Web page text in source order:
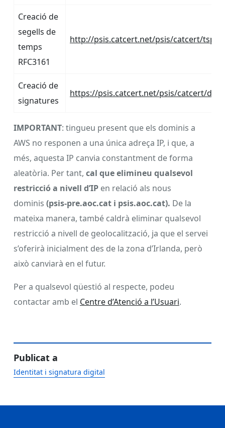
Creació de
segells de
temps
RFC3161
http://psis.catcert.net/psis/catcert/tsp
Creació de
signatures
https://psis.catcert.net/psis/catcert/dss
IMPORTANT: tingueu present que els dominis a
AWS no responen a una única adreça IP, i que, a
més, aquesta IP canvia constantment de forma
aleatòria. Per tant, cal que elimineu qualsevol
restricció a nivell d’IP en relació als nous
dominis (psis-pre.aoc.cat i psis.aoc.cat). De la
mateixa manera, també caldrà eliminar qualsevol
restricció a nivell de geolocalització, ja que el servei
s’oferirà inicialment des de la zona d’Irlanda, però
això canviarà en el futur.
Per a qualsevol qüestió al respecte, podeu
contactar amb el Centre d’Atenció a l’Usuari.
Publicat a
Identitat i signatura digital